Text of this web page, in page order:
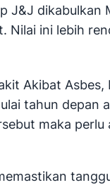
Nilai ini lebih
Akibat Asbes,
tahun
maka